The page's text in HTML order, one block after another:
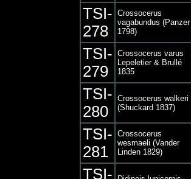
TSI-
278
Crossocerus
vagabundus (Panzer
1798)
TSI-
279
Crossocerus varus
Lepeletier & Brullé
1835
TSI-
280
Crossocerus walkeri
(Shuckard 1837)
TSI-
281
Crossocerus
wesmaeli (Vander
Linden 1829)
TSI-